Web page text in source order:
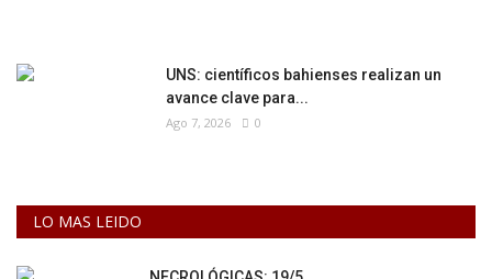
UNS: científicos bahienses realizan un
avance clave para...
Ago 7, 2026 0
LO MAS LEIDO